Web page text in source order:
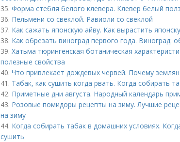
35. Форма стебля белого клевера. Клевер белый
36. Пельмени со свеклой. Равиоли со свеклой
37. Как сажать японскую айву. Как вырастить
38. Как обрезать виноград первого года. Виноград:
39. Хатьма тюрингенская ботаническая
полезные свойства
40. Что привлекает дождевых червей. Почему
41. Табак, как сушить когда рвать. Когда собирать
42. Приметные дни августа. Народный календарь
43. Розовые помидоры рецепты на зиму. Лучшие
на зиму
44. Когда собирать табак в домашних условиях.
сушить